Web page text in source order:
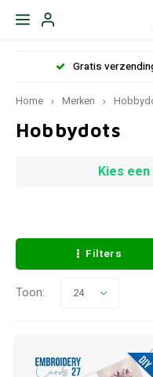
Gratis
Home Merken
Hobbydots
Kies
Filters
Toon: 24